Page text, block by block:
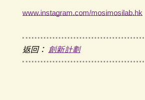
www.instagram.com/mosimosilab.hk
返回： 創新計劃